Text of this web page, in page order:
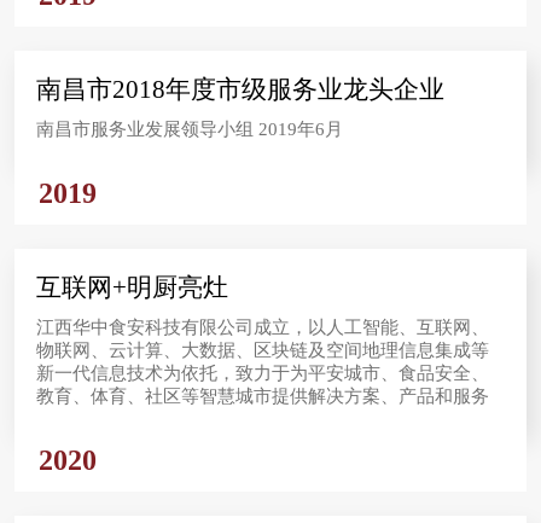
南昌市2018年度市级服务业龙头企业
南昌市服务业发展领导小组 2019年6月
2019
互联网+明厨亮灶
江西华中食安科技有限公司成立，以人工智能、互联网、
物联网、云计算、大数据、区块链及空间地理信息集成等
新一代信息技术为依托，致力于为平安城市、食品安全、
教育、体育、社区等智慧城市提供解决方案、产品和服务
2020